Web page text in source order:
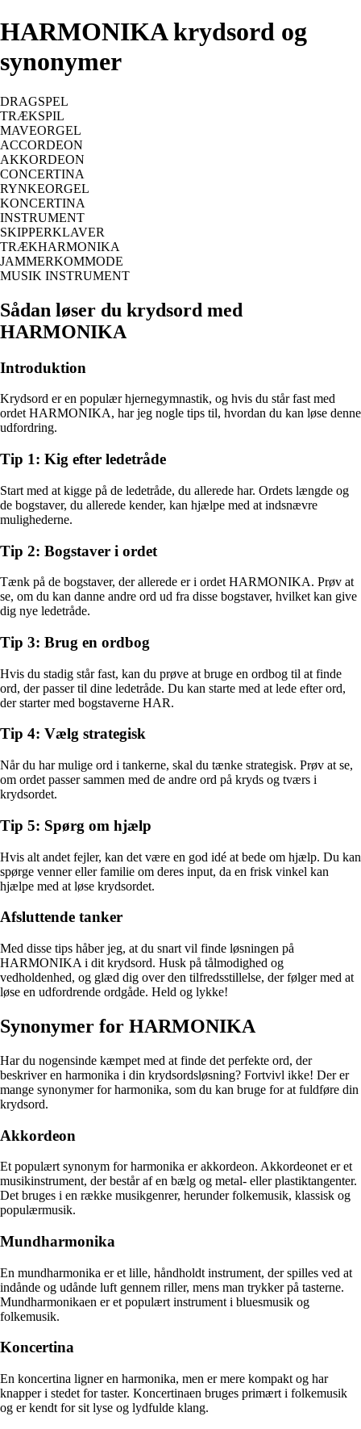
HARMONIKA krydsord og
synonymer
DRAGSPEL
TRÆKSPIL
MAVEORGEL
ACCORDEON
AKKORDEON
CONCERTINA
RYNKEORGEL
KONCERTINA
INSTRUMENT
SKIPPERKLAVER
TRÆKHARMONIKA
JAMMERKOMMODE
MUSIK INSTRUMENT
Sådan løser du krydsord med
HARMONIKA
Introduktion
Krydsord er en populær hjernegymnastik, og hvis du står fast med
ordet HARMONIKA, har jeg nogle tips til, hvordan du kan løse denne
udfordring.
Tip 1: Kig efter ledetråde
Start med at kigge på de ledetråde, du allerede har. Ordets længde og
de bogstaver, du allerede kender, kan hjælpe med at indsnævre
mulighederne.
Tip 2: Bogstaver i ordet
Tænk på de bogstaver, der allerede er i ordet HARMONIKA. Prøv at
se, om du kan danne andre ord ud fra disse bogstaver, hvilket kan give
dig nye ledetråde.
Tip 3: Brug en ordbog
Hvis du stadig står fast, kan du prøve at bruge en ordbog til at finde
ord, der passer til dine ledetråde. Du kan starte med at lede efter ord,
der starter med bogstaverne HAR.
Tip 4: Vælg strategisk
Når du har mulige ord i tankerne, skal du tænke strategisk. Prøv at se,
om ordet passer sammen med de andre ord på kryds og tværs i
krydsordet.
Tip 5: Spørg om hjælp
Hvis alt andet fejler, kan det være en god idé at bede om hjælp. Du kan
spørge venner eller familie om deres input, da en frisk vinkel kan
hjælpe med at løse krydsordet.
Afsluttende tanker
Med disse tips håber jeg, at du snart vil finde løsningen på
HARMONIKA i dit krydsord. Husk på tålmodighed og
vedholdenhed, og glæd dig over den tilfredsstillelse, der følger med at
løse en udfordrende ordgåde. Held og lykke!
Synonymer for HARMONIKA
Har du nogensinde kæmpet med at finde det perfekte ord, der
beskriver en harmonika i din krydsordsløsning? Fortvivl ikke! Der er
mange synonymer for harmonika, som du kan bruge for at fuldføre din
krydsord.
Akkordeon
Et populært synonym for harmonika er akkordeon. Akkordeonet er et
musikinstrument, der består af en bælg og metal- eller plastiktangenter.
Det bruges i en række musikgenrer, herunder folkemusik, klassisk og
populærmusik.
Mundharmonika
En mundharmonika er et lille, håndholdt instrument, der spilles ved at
indånde og udånde luft gennem riller, mens man trykker på tasterne.
Mundharmonikaen er et populært instrument i bluesmusik og
folkemusik.
Koncertina
En koncertina ligner en harmonika, men er mere kompakt og har
knapper i stedet for taster. Koncertinaen bruges primært i folkemusik
og er kendt for sit lyse og lydfulde klang.